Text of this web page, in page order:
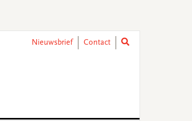
Nieuwsbrief
Contact